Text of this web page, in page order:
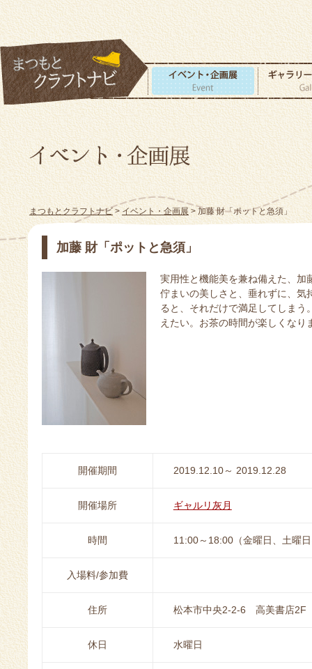
まつもとクラフトナビ>イベント・企画展> 加藤 財「ポットと急須」
加藤 財「ポットと急須」
実用性と機能美を兼ね備えた、加
佇まいの美しさと、垂れずに、気
ると、それだけで満足してしま
えたい。お茶の時間が楽しくなり
開催期間 2019.12.10～ 2019.12.28
開催場所 ギャルリ灰月
時間 11:00～18:00（金曜日、土曜
入場料/参加費
住所 松本市中央2-2-6 高美書店2F
休日 水曜日